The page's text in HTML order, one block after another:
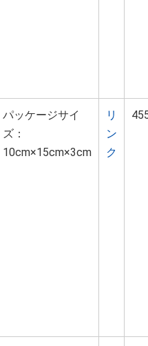
パッケージサイ
ズ：
10cm×15cm×3cm
リ
ン
ク